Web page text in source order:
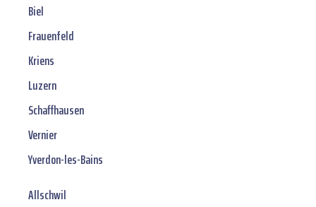
Biel
Frauenfeld
Kriens
Luzern
Schaffhausen
Vernier
Yverdon-les-Bains
Allschwil